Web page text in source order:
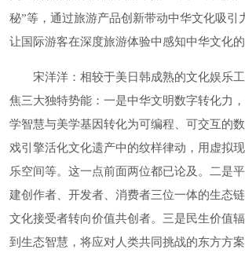
秘”等，通过旅游产品创新带动中华文化吸引
让国际游客在深度旅游体验中感知中华文化的
宋洋洋：相较于美日韩成熟的文化娱乐工
焦三大独特势能：一是中华文明数字转化力
学智慧与美学基因转化为可编程、可交互的
戏引擎活化文化遗产中的纹样律动，用虚拟
乐空间等。这一点前面两位都已论及。二是
建创作者、开发者、消费者三位一体的生态
文化接受者转向价值共创者。三是民生价值
到生态智慧，将应对人类共同挑战的东方方案